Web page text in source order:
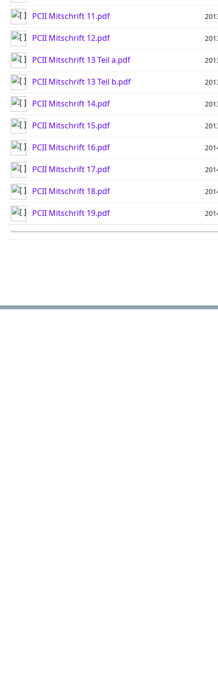
PCII Mitschrift 11.pdf
PCII Mitschrift 12.pdf
PCII Mitschrift 13 Teil a.pdf
PCII Mitschrift 13 Teil b.pdf
PCII Mitschrift 14.pdf
PCII Mitschrift 15.pdf
PCII Mitschrift 16.pdf
PCII Mitschrift 17.pdf
PCII Mitschrift 18.pdf
PCII Mitschrift 19.pdf